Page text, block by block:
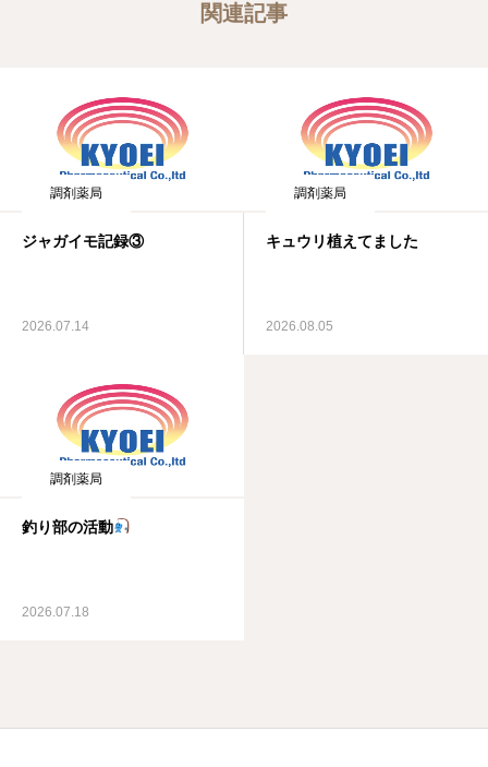
関連記事
調剤薬局
ジャガイモ記録③
2026.07.14
調剤薬局
キュウリ植えてました
2026.08.05
調剤薬局
釣り部の活動
2026.07.18